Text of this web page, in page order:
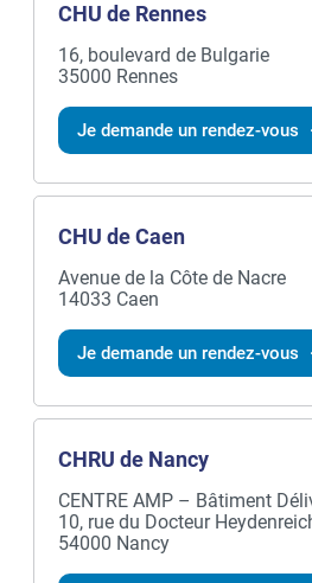
CHU de Rennes
16, boulevard de Bulgarie
35000 Rennes
Je demande un rendez-vous
CHU de Caen
Avenue de la Côte de Nacre
14033 Caen
Je demande un rendez-vous
CHRU de Nancy
CENTRE AMP – Bâtiment
10, rue du Docteur
54000 Nancy